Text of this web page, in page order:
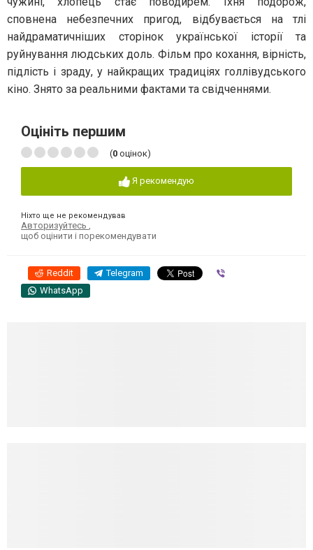
сповнена небезпечних пригод, відбувається на тлі
найдраматичніших сторінок української історії та
руйнування людських доль. Фільм про кохання, вірність,
підлість і зраду, у найкращих традиціях голлівудського
кіно. Знято за реальними фактами та свідченнями.
Оцініть першим
(0 оцінок)
Я рекомендую
Ніхто ще не рекомендував
Авторизуйтесь
щоб оцінити і порекомендувати
Reddit Telegram
WhatsApp